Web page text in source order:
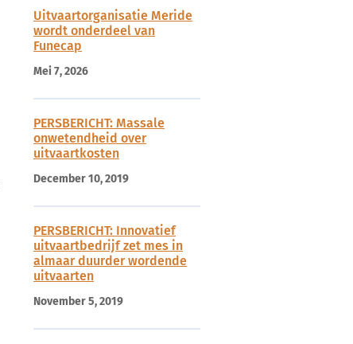
Uitvaartorganisatie Meride
wordt onderdeel van
Funecap
Mei 7, 2026
PERSBERICHT: Massale
onwetendheid over
uitvaartkosten
December 10, 2019
PERSBERICHT: Innovatief
uitvaartbedrijf zet mes in
almaar duurder wordende
uitvaarten
November 5, 2019